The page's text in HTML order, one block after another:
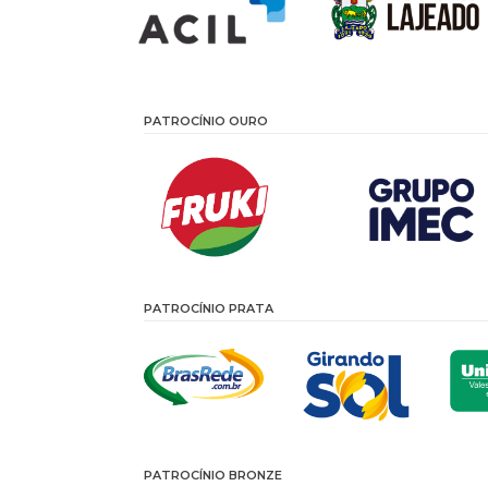
PATROCÍNIO OURO
PATROCÍNIO PRATA
PATROCÍNIO BRONZE